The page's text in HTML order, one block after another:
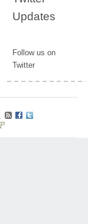
Updates
Follow us on
Twitter